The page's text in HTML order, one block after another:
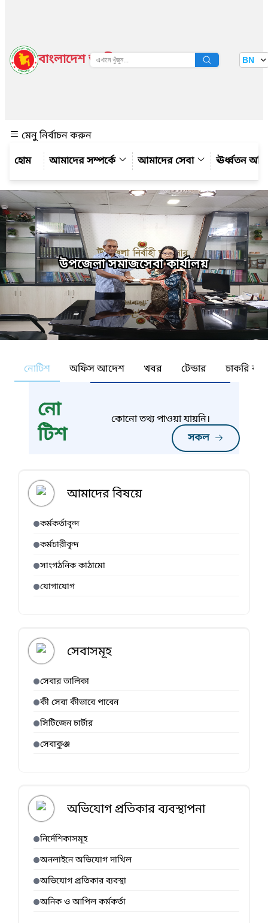
বাংলাদেশ জাতীয় তথ্য বাতায়ন BN
মেনু নির্বাচন করুন
আমাদের সম্পর্কে
আমাদের সেবা ঊর্ধ্বতন
উপজেলা সমাজসেবা কার্যালয়
নোটিশ অফিস আদেশ খবর টেন্ডার চাকরি
নো
টিশ
সকল
কোনো তথ্য পাওয়া যায়নি।
আমাদের বিষয়ে
কর্মকর্তাবৃন্দ
কর্মচারীবৃন্দ
সাংগঠনিক কাঠামো
যোগাযোগ
সেবাসমূহ
সেবার তালিকা
কী সেবা কীভাবে পাবেন
সিটিজেন চার্টার
সেবাকুঞ্জ
অভিযোগ প্রতিকার ব্যবস্থাপনা
নির্দেশিকাসমূহ
অনলাইনে অভিযোগ দাখিল
অভিযোগ প্রতিকার ব্যবস্থা
অনিক ও আপিল কর্মকর্তা